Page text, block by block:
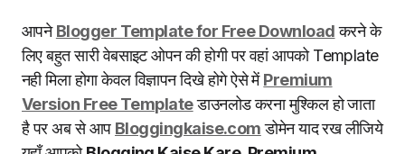
आपनेBlogger Template for Free Downloadकरने के
लिए बहुत सारी वेबसाइट ओपन की होगी पर वहां आपको Template
नही मिला होगा केवल विज्ञापन दिखे होगे ऐसे मेंPremium
Version Free Templateडाउनलोड करना मुश्किल हो जाता
है पर अब से आप Bloggingkaise.comडोमेन याद रख लीजिये